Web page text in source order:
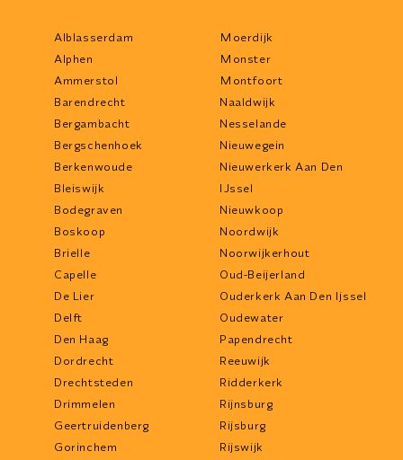
Alblasserdam
Alphen
Ammerstol
Barendrecht
Bergambacht
Bergschenhoek
Berkenwoude
Bleiswijk
Bodegraven
Boskoop
Brielle
Capelle
De Lier
Delft
Den Haag
Dordrecht
Drechtsteden
Drimmelen
Geertruidenberg
Gorinchem
Moerdijk
Monster
Montfoort
Naaldwijk
Nesselande
Nieuwegein
Nieuwerkerk Aan Den
IJssel
Nieuwkoop
Noordwijk
Noorwijkerhout
Oud-Beijerland
Ouderkerk Aan Den Ijssel
Oudewater
Papendrecht
Reeuwijk
Ridderkerk
Rijnsburg
Rijsburg
Rijswijk